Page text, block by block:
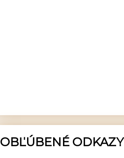
OBĽÚBENÉ ODKAZY